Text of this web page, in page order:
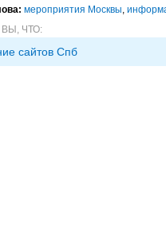
мероприятия Москвы,
ЧТО:
сайтов Спб